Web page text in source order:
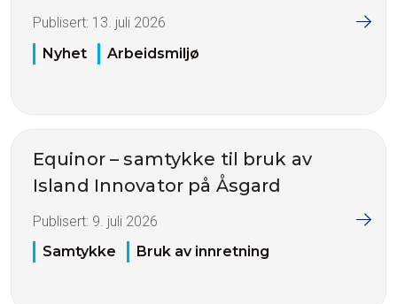
Publisert: 13. juli 2026
Nyhet
Arbeidsmiljø
Equinor – samtykke til bruk av
Island Innovator på Åsgard
Publisert: 9. juli 2026
Samtykke
Bruk av innretning